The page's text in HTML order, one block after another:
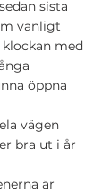
sista
vanligt
med
öppna
vägen
bra ut i år
är